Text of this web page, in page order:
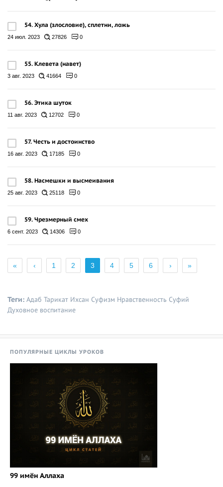
54. Хула (злословие), сплетни, ложь
24 июл. 2023 27826 0
55. Клевета (навет)
3 авг. 2023 41664 0
56. Этика шуток
11 авг. 2023 12702 0
57. Честь и достоинство
16 авг. 2023 17185 0
58. Насмешки и высмеивания
25 авг. 2023 25118 0
59. Чрезмерный смех
6 сент. 2023 14306 0
« ‹ 1 2 3 4 5 6 › »
Теги: Адаб Тарикат Ихсан Суфизм Нравственность Суфий
Духовное воспитание
ПОПУЛЯРНЫЕ ЦИКЛЫ УРОКОВ
99 имён Аллаха